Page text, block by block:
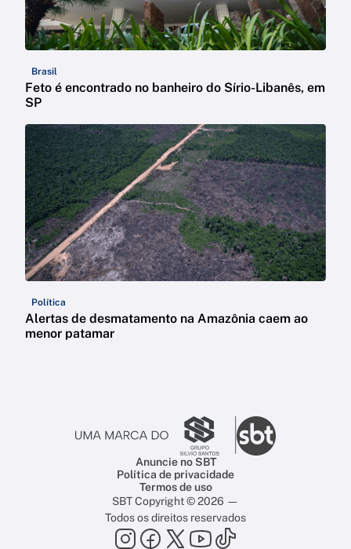
Brasil
Feto é encontrado no banheiro do Sírio-Libanês, em
SP
Política
Alertas de desmatamento na Amazônia caem ao
menor patamar
Anuncie no SBT
Política de privacidade
Termos de uso
SBT Copyright © 2026 —
Todos os direitos reservados